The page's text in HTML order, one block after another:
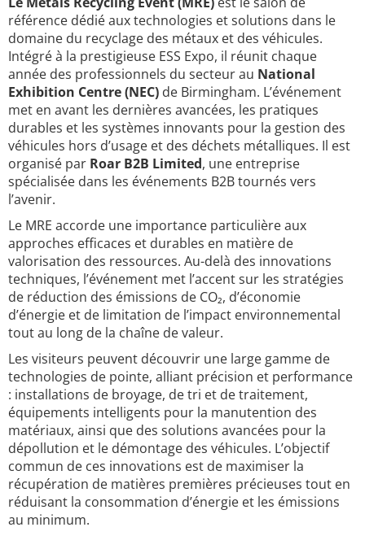
référence dédié aux technologies et solutions dans le
domaine du recyclage des métaux et des véhicules.
Intégré à la prestigieuse ESS Expo, il réunit chaque
année des professionnels du secteur au National
Exhibition Centre (NEC) de Birmingham. L’événement
met en avant les dernières avancées, les pratiques
durables et les systèmes innovants pour la gestion des
véhicules hors d’usage et des déchets métalliques. Il est
organisé par Roar B2B Limited, une entreprise
spécialisée dans les événements B2B tournés vers
l’avenir.
Le MRE accorde une importance particulière aux
approches efficaces et durables en matière de
valorisation des ressources. Au-delà des innovations
techniques, l’événement met l’accent sur les stratégies
de réduction des émissions de CO₂, d’économie
d’énergie et de limitation de l’impact environnemental
tout au long de la chaîne de valeur.
Les visiteurs peuvent découvrir une large gamme de
technologies de pointe, alliant précision et performance
: installations de broyage, de tri et de traitement,
équipements intelligents pour la manutention des
matériaux, ainsi que des solutions avancées pour la
dépollution et le démontage des véhicules. L’objectif
commun de ces innovations est de maximiser la
récupération de matières premières précieuses tout en
réduisant la consommation d’énergie et les émissions
au minimum.